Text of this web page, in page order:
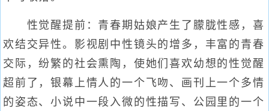
性觉醒提前：青春期姑娘产生了朦胧性感，喜
欢结交异性。影视剧中性镜头的增多，丰富的青春
交际，纷繁的社会熏陶，使她们喜欢幼想的性觉醒
超前了，银幕上情人的一个飞吻、画刊上一个多情
的姿态、小说中一段入微的性描写、公园里的一个